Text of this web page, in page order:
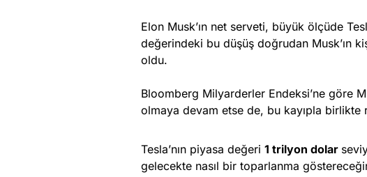
Elon Musk’ın net serveti, büyük ölçüde
değerindeki bu düşüş doğrudan Musk’ın
oldu.
Bloomberg Milyarderler Endeksi’ne göre
olmaya devam etse de, bu kayıpla birlikte
Tesla’nın piyasa değeri 1 trilyon dolar
gelecekte nasıl bir toparlanma